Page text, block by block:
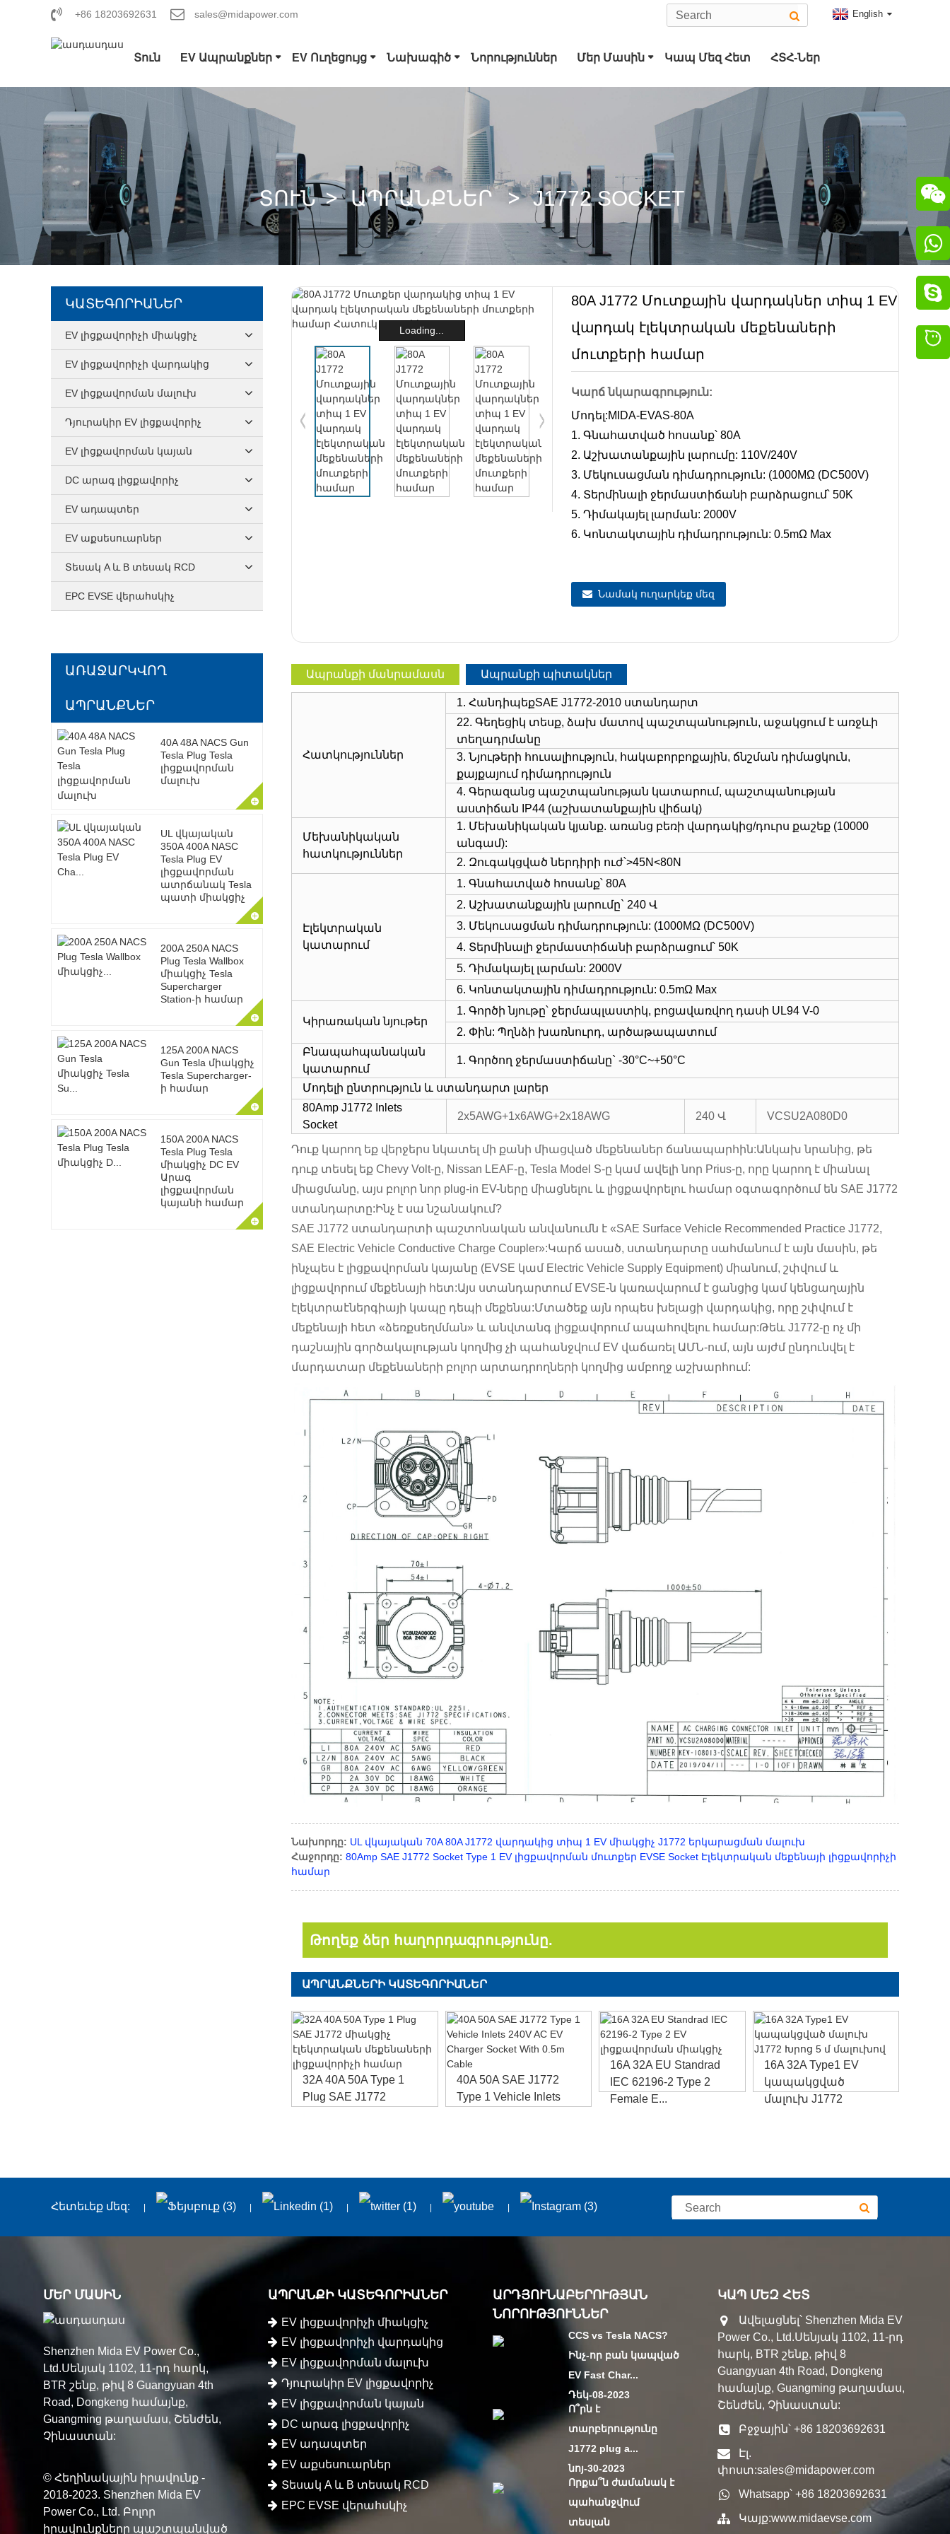
+86 18203692631 sales@midapower.com English
Տուն EV Ապրանքներ
CCS Combo 2 Plug CHAdeMO Միակցիչ
GB/T DC Հրացան ChaoJi Միակցիչ
EV Ուղեցույց Նախագիծ Նորություններ Մեր Մասին Կապ Մեզ Հետ ՀՏՀ-Ներ
ՏՈՒՆ ԱՊՐԱՆՔՆԵՐ J1772 SOCKET
ԿԱՏԵԳՈՐԻԱՆԵՐ
EV լիցքավորիչի միակցիչ
EV լիցքավորիչի վարդակից
EV լիցքավորման մալուխ
Դյուրակիր EV լիցքավորիչ
EV լիցքավորման կայան
DC արագ լիցքավորիչ
EV ադապտեր
EV աքսեսուարներ
Տեսակ A և B տեսակ RCD
EPC EVSE վերահսկիչ
ԱՌԱՋԱՐԿՎՈՂ
ԱՊՐԱՆՔՆԵՐ
40A 48A NACS Gun
Tesla Plug Tesla
լիցքավորման
մալուխ
UL վկայական
350A 400A NASC
Tesla Plug EV
լիցքավորման
ատրճանակ Tesla
պատի միակցիչ
200A 250A NACS
Plug Tesla Wallbox
միակցիչ Tesla
Supercharger
Station-ի համար
125A 200A NACS
Gun Tesla միակցիչ
Tesla Supercharger-
ի համար
150A 200A NACS
Tesla Plug Tesla
միակցիչ DC EV
Արագ
լիցքավորման
կայանի համար
Loading...
80A J1772 Մուտքային վարդակներ տիպ 1 EV
վարդակ էլեկտրական մեքենաների
մուտքերի համար
Կարճ նկարագրություն:
Մոդել:MIDA-EVAS-80A
1. Գնահատված հոսանք՝ 80A
2. Աշխատանքային լարումը: 110V/240V
3. Մեկուսացման դիմադրություն: (1000MΩ (DC500V)
4. Տերմինալի ջերմաստիճանի բարձրացում՝ 50K
5. Դիմակայել լարման: 2000V
6. Կոնտակտային դիմադրություն: 0.5mΩ Max
Նամակ ուղարկեք մեզ
Ապրանքի մանրամասն Ապրանքի պիտակներ
Հատկություններ
1. ՀանդիպեքSAE J1772-2010 ստանդարտ
22. Գեղեցիկ տեսք, ձախ մատով պաշտպանություն, աջակցում է առջևի
տեղադրմանը
3. Նյութերի հուսալիություն, հակաբորբոքային, ճնշման դիմացկուն,
քայքայում դիմադրություն
4. Գերազանց պաշտպանության կատարում, պաշտպանության
աստիճան IP44 (աշխատանքային վիճակ)
Մեխանիկական
հատկություններ
1. Մեխանիկական կյանք. առանց բեռի վարդակից/դուրս քաշեք (10000
անգամ):
2. Զուգակցված ներդիրի ուժ՝>45N<80N
Էլեկտրական
կատարում
1. Գնահատված հոսանք՝ 80A
2. Աշխատանքային լարումը` 240 Վ
3. Մեկուսացման դիմադրություն: (1000MΩ (DC500V)
4. Տերմինալի ջերմաստիճանի բարձրացում՝ 50K
5. Դիմակայել լարման: 2000V
6. Կոնտակտային դիմադրություն: 0.5mΩ Max
Կիրառական նյութեր
1. Գործի նյութը՝ ջերմապլաստիկ, բոցավառվող դասի UL94 V-0
2. Փին: Պղնձի խառնուրդ, արծաթապատում
Բնապահպանական
կատարում
1. Գործող ջերմաստիճանը` -30°C~+50°C
Մոդելի ընտրություն և ստանդարտ լարեր
80Amp J1772 Inlets
Socket
2x5AWG+1x6AWG+2x18AWG 240 Վ VCSU2A080D0
Դուք կարող եք վերջերս նկատել մի քանի միացված մեքենաներ ճանապարհին:Անկախ նրանից, թե
դուք տեսել եք Chevy Volt-ը, Nissan LEAF-ը, Tesla Model S-ը կամ ավելի նոր Prius-ը, որը կարող է միանալ
միացմանը, այս բոլոր նոր plug-in EV-ները միացնելու և լիցքավորելու համար օգտագործում են SAE J1772
ստանդարտը:Ինչ է սա նշանակում?
SAE J1772 ստանդարտի պաշտոնական անվանումն է «SAE Surface Vehicle Recommended Practice J1772,
SAE Electric Vehicle Conductive Charge Coupler»:Կարճ ասած, ստանդարտը սահմանում է այն մասին, թե
ինչպես է լիցքավորման կայանը (EVSE կամ Electric Vehicle Supply Equipment) միանում, շփվում և
լիցքավորում մեքենայի հետ:Այս ստանդարտում EVSE-ն կառավարում է ցանցից կամ կենցաղային
էլեկտրաէներգիայի կապը դեպի մեքենա:Մտածեք այն որպես խելացի վարդակից, որը շփվում է
մեքենայի հետ «ձեռքսեղմման» և անվտանգ լիցքավորում ապահովելու համար:Թեև J1772-ը ոչ մի
դաշնային գործակալության կողմից չի պահանջվում EV վաճառել ԱՄՆ-ում, այն այժմ ընդունվել է
մարդատար մեքենաների բոլոր արտադրողների կողմից ամբողջ աշխարհում:
Նախորդը: UL վկայական 70A 80A J1772 վարդակից տիպ 1 EV միակցիչ J1772 երկարացման մալուխ
Հաջորդը: 80Amp SAE J1772 Socket Type 1 EV լիցքավորման մուտքեր EVSE Socket Էլեկտրական մեքենայի լիցքավորիչի
համար
Թողեք ձեր հաղորդագրությունը.
ԱՊՐԱՆՔՆԵՐԻ ԿԱՏԵԳՈՐԻԱՆԵՐ
32A 40A 50A Type 1
Plug SAE J1772
40A 50A SAE J1772
Type 1 Vehicle Inlets
16A 32A EU Standrad
IEC 62196-2 Type 2
Female E...
16A 32A Type1 EV
կապակցված
մալուխ J1772
Հետեւեք մեզ:
ՄԵՐ ՄԱՍԻՆ
Shenzhen Mida EV Power Co.,
Ltd.Սենյակ 1102, 11-րդ հարկ,
BTR շենք, թիվ 8 Guangyuan 4th
Road, Dongkeng համայնք,
Guangming թաղամաս, Շենժեն,
Չինաստան:
© Հեղինակային իրավունք -
2018-2023. Shenzhen Mida EV
Power Co., Ltd. Բոլոր
իրավունքները պաշտպանված
ԱՊՐԱՆՔԻ ԿԱՏԵԳՈՐԻԱՆԵՐ
EV լիցքավորիչի միակցիչ
EV լիցքավորիչի վարդակից
EV լիցքավորման մալուխ
Դյուրակիր EV լիցքավորիչ
EV լիցքավորման կայան
DC արագ լիցքավորիչ
EV ադապտեր
EV աքսեսուարներ
Տեսակ A և B տեսակ RCD
EPC EVSE վերահսկիչ
ԱՐԴՅՈՒՆԱԲԵՐՈՒԹՅԱՆ
ՆՈՐՈՒԹՅՈՒՆՆԵՐ
CCS vs Tesla NACS?
Ինչ-որ բան կապված
EV Fast Char...
Դեկ-08-2023
Ո՞րն է
տարբերությունը
J1772 plug a...
նոյ-30-2023
Որքա՞ն ժամանակ է
պահանջվում
տեսլան
ԿԱՊ ՄԵԶ ՀԵՏ
Ավելացնել՝ Shenzhen Mida EV
Power Co., Ltd.Սենյակ 1102, 11-րդ
հարկ, BTR շենք, թիվ 8
Guangyuan 4th Road, Dongkeng
համայնք, Guangming թաղամաս,
Շենժեն, Չինաստան:
Բջջային՝ +86 18203692631
Էլ.
փոստ:sales@midapower.com
Whatsapp՝ +86 18203692631
Կայք:www.midaevse.com


